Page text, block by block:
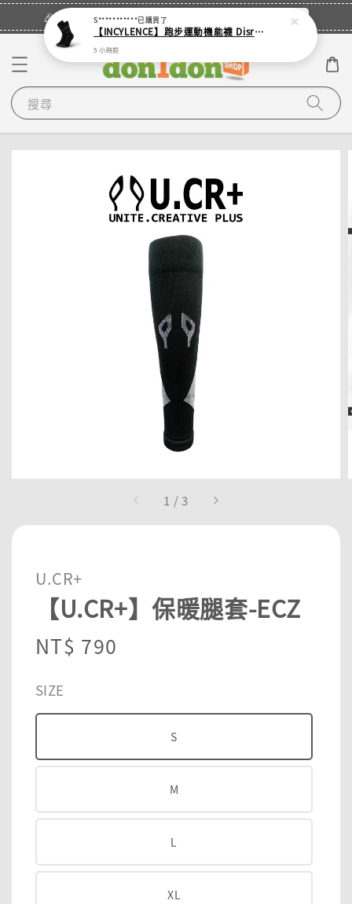
🎉登入會員・領取您的專屬折扣券！ 立即登入
搜尋
1 /3
U.CR+
【U.CR+】保暖腿套-ECZ
Regular
NT$ 790
SIZE
S
M
L
XL
S***********已購買了
【INCYLENCE】跑步運動機能襪 Disrupts Black
5 小時前